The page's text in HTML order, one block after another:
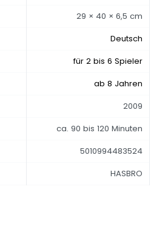
29 × 40 × 6,5 cm
Deutsch
für 2 bis 6 Spieler
ab 8 Jahren
2009
ca. 90 bis 120 Minuten
5010994483524
HASBRO